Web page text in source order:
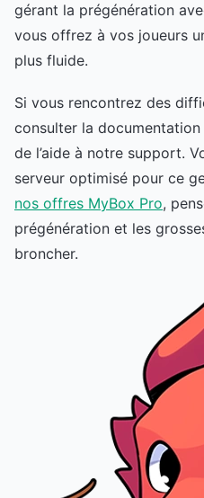
gérant la prégénération
vous offrez à vos joueurs
plus fluide.
Si vous rencontrez des
consulter la
de l’aide à notre support.
serveur optimisé pour ce
nos offres MyBox Pro,
prégénération et les
broncher.